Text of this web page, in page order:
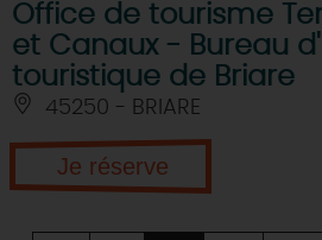
Office de tourisme
et Canaux - Bureau
touristique de Briare
45250 - BRIARE
Je réserve